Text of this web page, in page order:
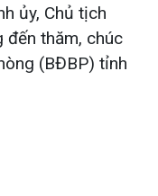
ủy, Chủ tịch
đến thăm, chúc
(BĐBP) tỉnh